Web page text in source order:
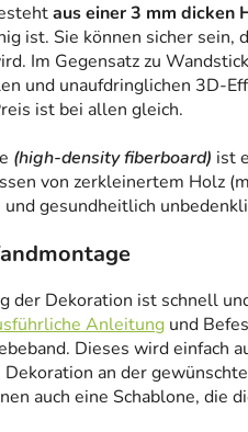
aus einer 3 mm dicken
ist. Sie können sicher sein,
Im Gegensatz zu
und unaufdringlichen 3D-
ist bei allen gleich.
(high-density fiberboard) ist
von zerkleinertem Holz
gesundheitlich
der Dekoration ist schnell
Anleitung und
Dieses wird einfach
Dekoration an der
auch eine Schablone, die